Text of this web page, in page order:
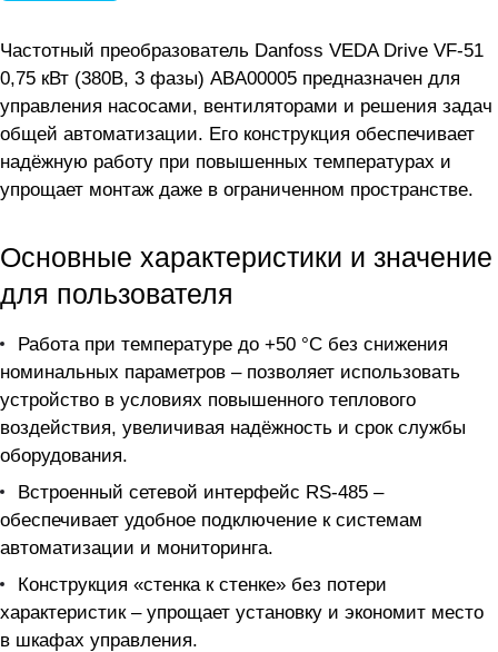
Частотный преобразователь Danfoss VEDA Drive VF-51
0,75 кВт (380В, 3 фазы) ABA00005 предназначен для
управления насосами, вентиляторами и решения задач
общей автоматизации. Его конструкция обеспечивает
надёжную работу при повышенных температурах и
упрощает монтаж даже в ограниченном пространстве.
Основные характеристики и значение
для пользователя
Работа при температуре до +50 °С без снижения
номинальных параметров – позволяет использовать
устройство в условиях повышенного теплового
воздействия, увеличивая надёжность и срок службы
оборудования.
Встроенный сетевой интерфейс RS-485 –
обеспечивает удобное подключение к системам
автоматизации и мониторинга.
Конструкция «стенка к стенке» без потери
характеристик – упрощает установку и экономит место
в шкафах управления.